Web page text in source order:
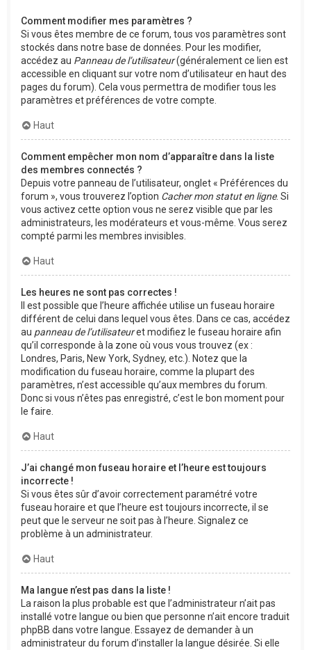
Comment modifier mes paramètres ?
Si vous êtes membre de ce forum, tous vos paramètres sont
stockés dans notre base de données. Pour les modifier,
accédez au Panneau de l’utilisateur(généralement ce lien est
accessible en cliquant sur votre nom d’utilisateur en haut des
pages du forum). Cela vous permettra de modifier tous les
paramètres et préférences de votre compte.
Haut
Comment empêcher mon nom d’apparaître dans la liste
des membres connectés ?
Depuis votre panneau de l’utilisateur, onglet « Préférences du
forum », vous trouverez l’option Cacher mon statut en ligne. Si
vous activez cette option vous ne serez visible que par les
administrateurs, les modérateurs et vous-même. Vous serez
compté parmi les membres invisibles.
Haut
Les heures ne sont pas correctes !
Il est possible que l’heure affichée utilise un fuseau horaire
différent de celui dans lequel vous êtes. Dans ce cas, accédez
au panneau de l’utilisateuret modifiez le fuseau horaire afin
qu’il corresponde à la zone où vous vous trouvez (ex :
Londres, Paris, New York, Sydney, etc.). Notez que la
modification du fuseau horaire, comme la plupart des
paramètres, n’est accessible qu’aux membres du forum.
Donc si vous n’êtes pas enregistré, c’est le bon moment pour
le faire.
Haut
J’ai changé mon fuseau horaire et l’heure est toujours
incorrecte !
Si vous êtes sûr d’avoir correctement paramétré votre
fuseau horaire et que l’heure est toujours incorrecte, il se
peut que le serveur ne soit pas à l’heure. Signalez ce
problème à un administrateur.
Haut
Ma langue n’est pas dans la liste !
La raison la plus probable est que l’administrateur n’ait pas
installé votre langue ou bien que personne n’ait encore traduit
phpBB dans votre langue. Essayez de demander à un
administrateur du forum d’installer la langue désirée. Si elle